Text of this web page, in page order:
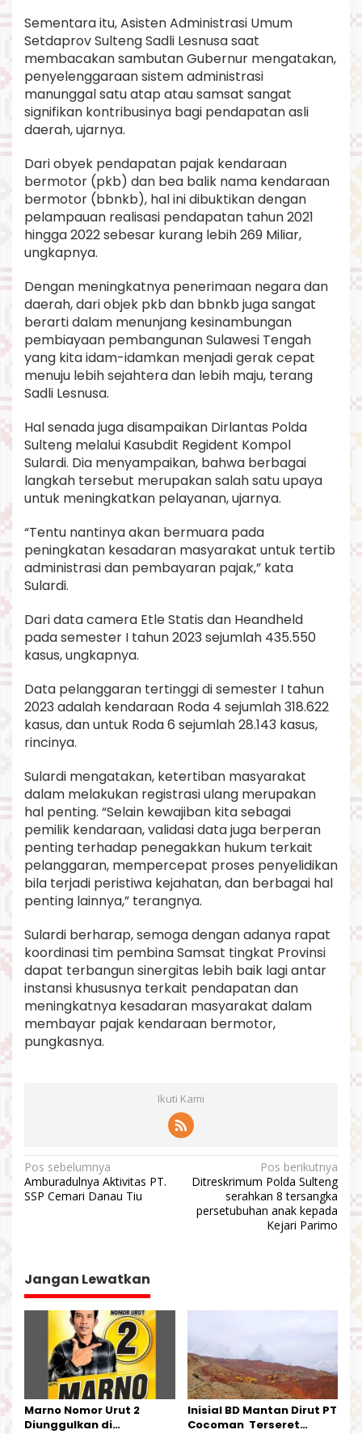
Sementara itu, Asisten Administrasi Umum
Setdaprov Sulteng Sadli Lesnusa saat
membacakan sambutan Gubernur mengatakan,
penyelenggaraan sistem administrasi
manunggal satu atap atau samsat sangat
signifikan kontribusinya bagi pendapatan asli
daerah, ujarnya.
Dari obyek pendapatan pajak kendaraan
bermotor (pkb) dan bea balik nama kendaraan
bermotor (bbnkb), hal ini dibuktikan dengan
pelampauan realisasi pendapatan tahun 2021
hingga 2022 sebesar kurang lebih 269 Miliar,
ungkapnya.
Dengan meningkatnya penerimaan negara dan
daerah, dari objek pkb dan bbnkb juga sangat
berarti dalam menunjang kesinambungan
pembiayaan pembangunan Sulawesi Tengah
yang kita idam-idamkan menjadi gerak cepat
menuju lebih sejahtera dan lebih maju, terang
Sadli Lesnusa.
Hal senada juga disampaikan Dirlantas Polda
Sulteng melalui Kasubdit Regident Kompol
Sulardi. Dia menyampaikan, bahwa berbagai
langkah tersebut merupakan salah satu upaya
untuk meningkatkan pelayanan, ujarnya.
“Tentu nantinya akan bermuara pada
peningkatan kesadaran masyarakat untuk tertib
administrasi dan pembayaran pajak,” kata
Sulardi.
Dari data camera Etle Statis dan Heandheld
pada semester I tahun 2023 sejumlah 435.550
kasus, ungkapnya.
Data pelanggaran tertinggi di semester I tahun
2023 adalah kendaraan Roda 4 sejumlah 318.622
kasus, dan untuk Roda 6 sejumlah 28.143 kasus,
rincinya.
Sulardi mengatakan, ketertiban masyarakat
dalam melakukan registrasi ulang merupakan
hal penting. “Selain kewajiban kita sebagai
pemilik kendaraan, validasi data juga berperan
penting terhadap penegakkan hukum terkait
pelanggaran, mempercepat proses penyelidikan
bila terjadi peristiwa kejahatan, dan berbagai hal
penting lainnya,” terangnya.
Sulardi berharap, semoga dengan adanya rapat
koordinasi tim pembina Samsat tingkat Provinsi
dapat terbangun sinergitas lebih baik lagi antar
instansi khususnya terkait pendapatan dan
meningkatnya kesadaran masyarakat dalam
membayar pajak kendaraan bermotor,
pungkasnya.
Ikuti Kami
N
a
a
s
s
Pos sebelumnya
Amburadulnya Aktivitas PT.
SSP Cemari Danau Tiu
Pos berikutnya
Ditreskrimum Polda Sulteng
serahkan 8 tersangka
persetubuhan anak kepada
Kejari Parimo
Jangan Lewatkan
Marno Nomor Urut 2
Diunggulkan di
Inisial BD Mantan Dirut PT
Cocoman Terseret